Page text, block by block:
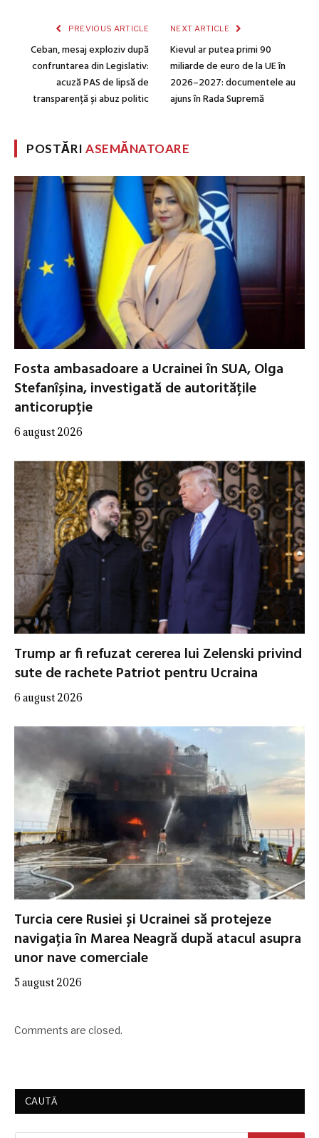
PREVIOUS ARTICLE
Ceban, mesaj exploziv după
confruntarea din Legislativ:
acuză PAS de lipsă de
transparență și abuz politic
NEXT ARTICLE
Kievul ar putea primi 90
miliarde de euro de la UE în
2026–2027: documentele au
ajuns în Rada Supremă
POSTĂRIASEMĂNATOARE
Fosta ambasadoare a Ucrainei în SUA, Olga
Stefanîșina, investigată de autoritățile
anticorupție
6 august 2026
Trump ar fi refuzat cererea lui Zelenski privind
sute de rachete Patriot pentru Ucraina
6 august 2026
Turcia cere Rusiei și Ucrainei să protejeze
navigația în Marea Neagră după atacul asupra
unor nave comerciale
5 august 2026
Comments are closed.
CAUTĂ